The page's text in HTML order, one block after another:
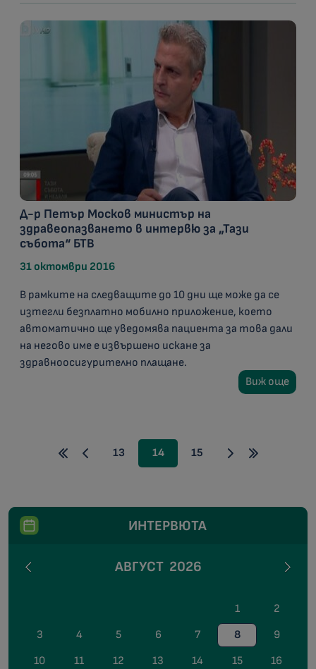
Д-р Петър Москов министър на
здравеопазването в интервю за „Тази
събота“ БТВ
31 октомври 2016
В рамките на следващите до 10 дни ще може да се
изтегли безплатно мобилно приложение, което
автоматично ще уведомява пациента за това дали
на негово име е извършено искане за
здравноосигурително плащане.
Виж още
13 14 15
ИНТЕРВЮТА
АВГУСТ 2026
1
2
3
4 5 6 7 8
9
10
11 12 13 14 15
16